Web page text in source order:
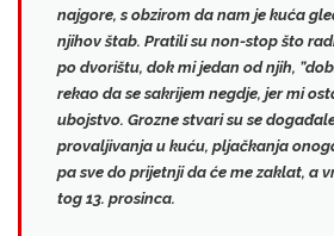
najgore, s obzirom da nam je kuća
njihov štab. Pratili su non-stop što
po dvorištu, dok mi jedan od njih,
rekao da se sakrijem negdje, jer mi
ubojstvo. Grozne stvari su se
provaljivanja u kuću, pljačkanja
pa sve do prijetnji da će me zaklat, a
tog 13. prosinca.